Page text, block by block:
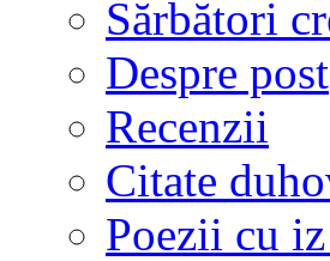
Sărbători
Despre post
Recenzii
Citate
Poezii cu